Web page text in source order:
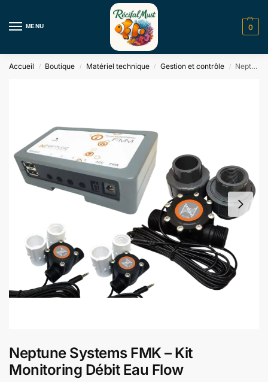
MENU 0
Accueil / Boutique / Matériel technique / Gestion et contrôle / Neptune Systems FMK – Kit Monitoring Débit Eau Flow
Neptune Systems FMK – Kit
Monitoring Débit Eau Flow